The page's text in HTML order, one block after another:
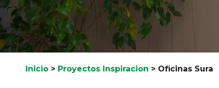
Inicio > Proyectos Inspiracion > Oficinas Sura